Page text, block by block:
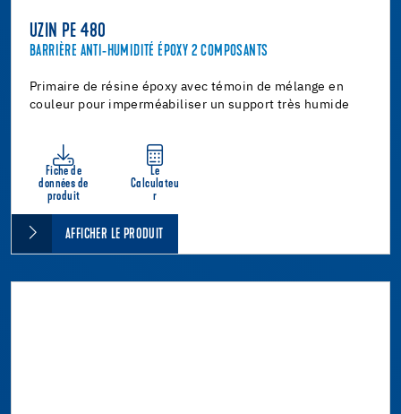
UZIN PE 480
BARRIÈRE ANTI-HUMIDITÉ ÉPOXY 2 COMPOSANTS
Primaire de résine époxy avec témoin de mélange en
couleur pour imperméabiliser un support très humide
Fiche de
données de
produit
Le
Calculateu
r
AFFICHER LE PRODUIT